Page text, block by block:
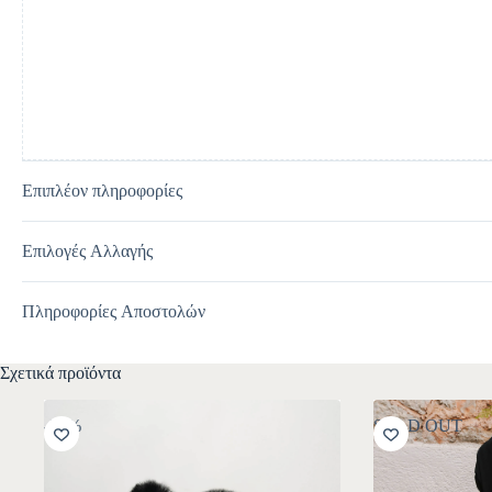
t
i
v
e
:
Επιπλέον πληροφορίες
Επιλογές Αλλαγής
Πληροφορίες Αποστολών
Σχετικά προϊόντα
-30% SOLD OUT